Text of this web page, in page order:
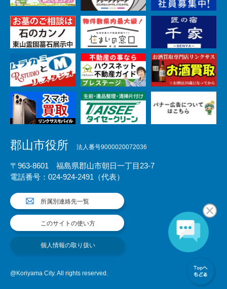
郡山市役所 法人番号9000020072036
〒963-8601 福島県郡山市朝日一丁目23-7
電話番号：024-924-2491（代表）
所属別連絡先一覧
このサイトの使い方
個人情報の取り扱い
@Koriyama City. All rights reserved.